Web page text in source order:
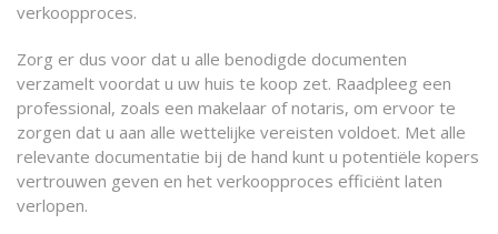
verkoopproces.
Zorg er dus voor dat u alle benodigde documenten
verzamelt voordat u uw huis te koop zet. Raadpleeg een
professional, zoals een makelaar of notaris, om ervoor te
zorgen dat u aan alle wettelijke vereisten voldoet. Met alle
relevante documentatie bij de hand kunt u potentiële kopers
vertrouwen geven en het verkoopproces efficiënt laten
verlopen.